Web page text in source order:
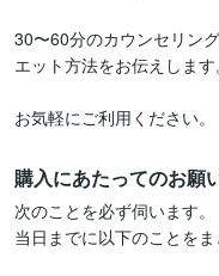
30〜60分のカウンセリン
エット方法をお伝えします
お気軽にご利用ください。
購入にあたってのお願
次のことを必ず伺います。
当日までに以下のことをま